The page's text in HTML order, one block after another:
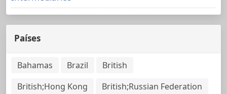
Países
Bahamas Brazil
British
British;Hong Kong
British;Russian Federation